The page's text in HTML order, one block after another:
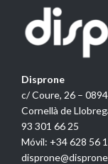
Disprone
c/ Coure, 26 –
Cornellà de
93 301 66 25
Móvil: +34 628 56